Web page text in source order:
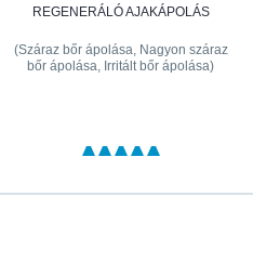
REGENERÁLÓ AJAKÁPOLÁS
(Száraz bőr ápolása, Nagyon száraz
bőr ápolása, Irritált bőr ápolása)